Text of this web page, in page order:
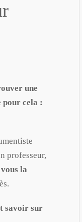
une
cela :
professeur,
la
savoir sur